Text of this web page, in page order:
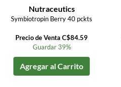
Nutraceutics
Symbiotropin Berry 40 pckts
Precio de Venta C$84.59
Guardar 39%
Agregar al Carrito